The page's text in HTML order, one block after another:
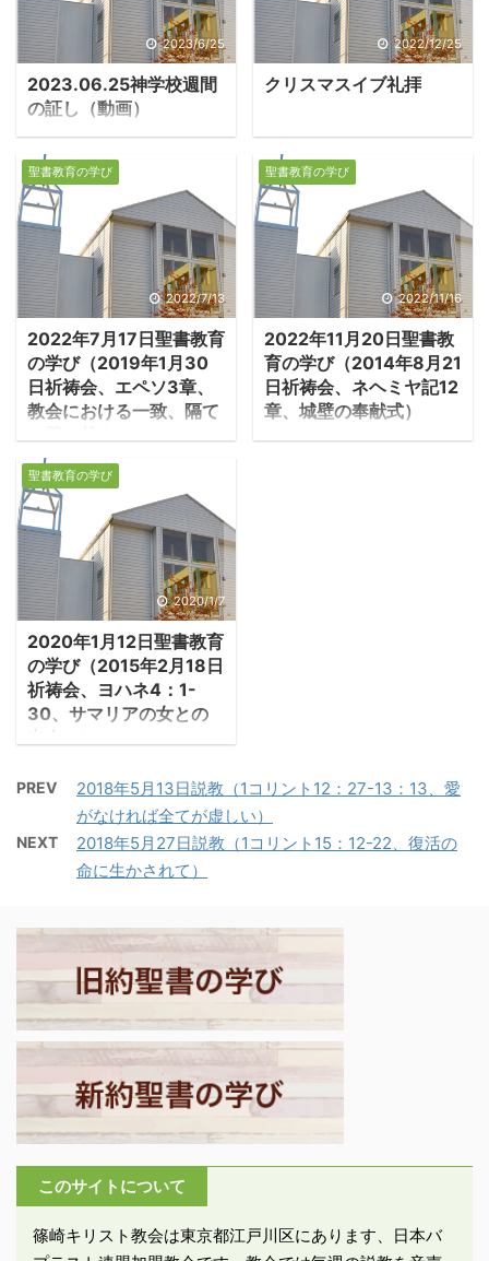
2023/6/25
2023.06.25神学校週間
の証し（動画）
2022/12/25
クリスマスイブ礼拝
聖書教育の学び
2022/7/13
2022年7月17日聖書教育
の学び（2019年1月30
日祈祷会、エペソ3章、
教会における一致、隔て
１．異邦人の招き ・
前章でパウロの弟子であ
る牧会者は、「キリスト
の十字架によって異邦人
もまた、神の民として招
かれた」と述べた。 －エ
ペソ2:11-16「あなたがた
は以前には・・・イスラ
エルの民に属さず、約束
を含む契約と関係なく、
この世の中で希望を持た
いました・・・今や、キ
リスト・イエスにおい
て、キリストの血によっ
て近い者となったので
す。キリストは・・・御
いう隔ての壁を取り壊
し、規則と戒律ずくめの
律法を廃棄されました。
こう ...
聖書教育の学び
2022/11/16
2022年11月20日聖書教
育の学び（2014年8月21
日祈祷会、ネヘミヤ記12
章、城壁の奉献式）
1.城壁奉献式 ・ネヘ
せた歌をもって、奉献式
詠唱者たちは、それぞれ
やアズマベトの田舎など
から集まって来た ...
聖書教育の学び
2020/1/7
2020年1月12日聖書教育
の学び（2015年2月18日
祈祷会、ヨハネ4：1-
30、サマリアの女との
・イエスの伝道の成功
が、皮肉にもイエスをユ
ダヤから退かせることに
なった。イエスのもとへ
え、ファリサイ派の人々
の反感も増していった。
イエスは、彼らとの衝突
を避けるため、ガリラヤ
へ退こうとされ、旅の途
次、サマリアを通過され
た。サマリアはユダヤと
ガリラヤの間にあった。
-ヨハネ4：1-4「さて、
イエスがヨハネより多く
の弟子をつくり、バプテ
いうことが、ファリサイ
PREV
2018年5月13日説教（1コリント12：27-13：13、愛
がなければ全てが虚しい）
NEXT
2018年5月27日説教（1コリント15：12-22、復活の
命に生かされて）
このサイトについて
篠崎キリスト教会は東京都江戸川区にあります、日本バ